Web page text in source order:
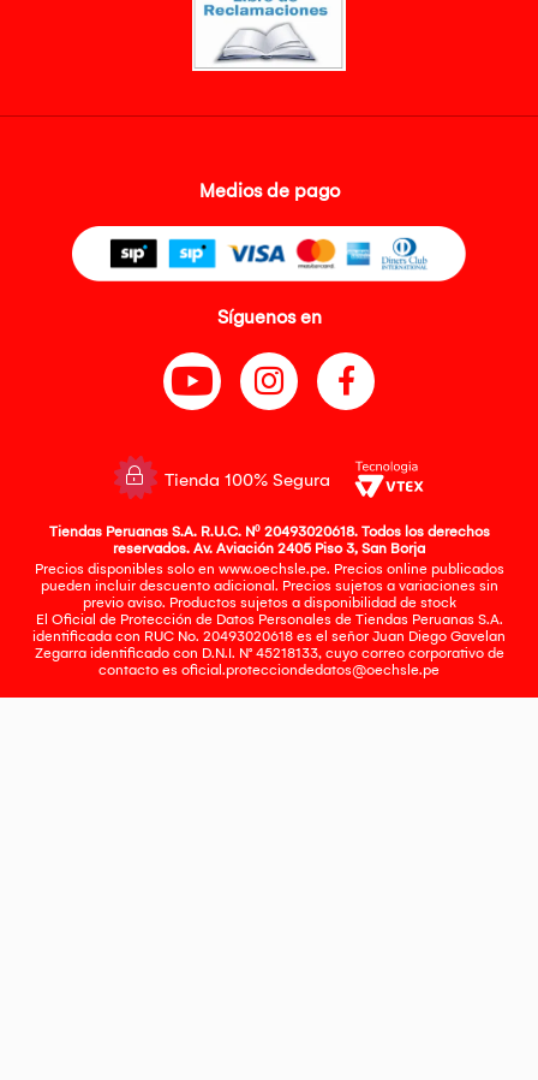
Medios de pago
Síguenos en
Tienda 100% Segura
Tiendas Peruanas S.A. R.U.C. Nº 20493020618. Todos los derechos
reservados. Av. Aviación 2405 Piso 3, San Borja
Precios disponibles solo en www.oechsle.pe. Precios online publicados
pueden incluir descuento adicional. Precios sujetos a variaciones sin
previo aviso. Productos sujetos a disponibilidad de stock
El Oficial de Protección de Datos Personales de Tiendas Peruanas S.A.
identificada con RUC No. 20493020618 es el señor Juan Diego Gavelan
Zegarra identificado con D.N.I. N° 45218133, cuyo correo corporativo de
contacto es oficial.protecciondedatos@oechsle.pe